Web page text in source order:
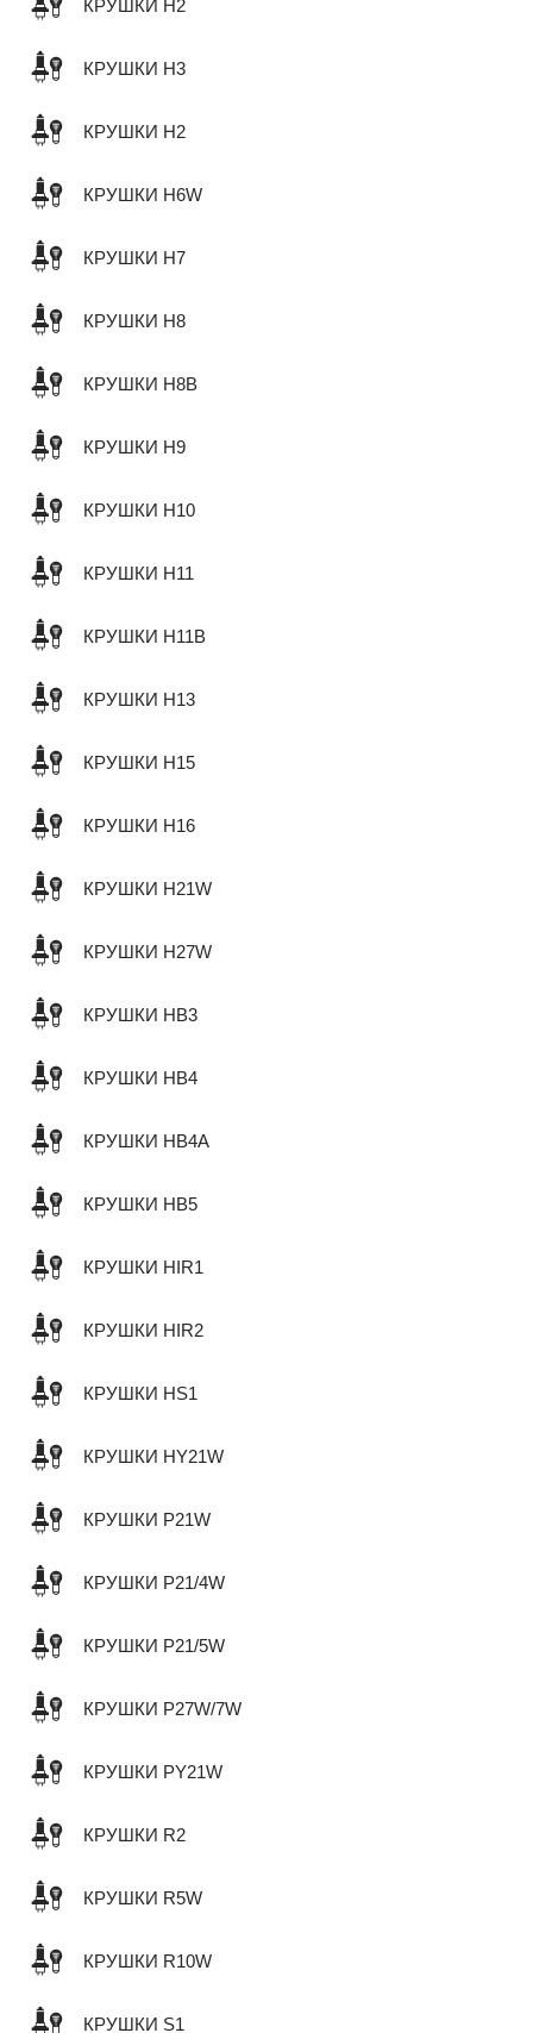
КРУШКИ H2
КРУШКИ H3
КРУШКИ H2
КРУШКИ H6W
КРУШКИ H7
КРУШКИ H8
КРУШКИ H8B
КРУШКИ H9
КРУШКИ H10
КРУШКИ H11
КРУШКИ H11B
КРУШКИ H13
КРУШКИ H15
КРУШКИ H16
КРУШКИ H21W
КРУШКИ H27W
КРУШКИ HB3
КРУШКИ HB4
КРУШКИ HB4A
КРУШКИ HB5
КРУШКИ HIR1
КРУШКИ HIR2
КРУШКИ HS1
КРУШКИ HY21W
КРУШКИ P21W
КРУШКИ P21/4W
КРУШКИ P21/5W
КРУШКИ P27W/7W
КРУШКИ PY21W
КРУШКИ R2
КРУШКИ R5W
КРУШКИ R10W
КРУШКИ S1